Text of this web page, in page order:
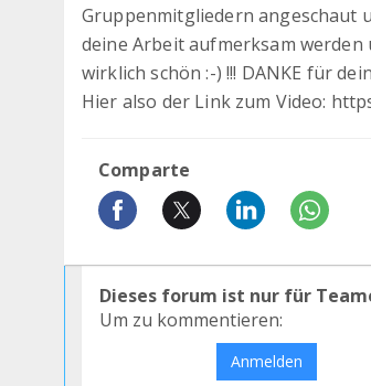
Gruppenmitgliedern angeschaut
deine Arbeit aufmerksam werden
wirklich schön :-) !!! DANKE für
Hier also der Link zum Video:
Comparte
Dieses forum ist nur für
Um zu kommentieren:
Anmelden